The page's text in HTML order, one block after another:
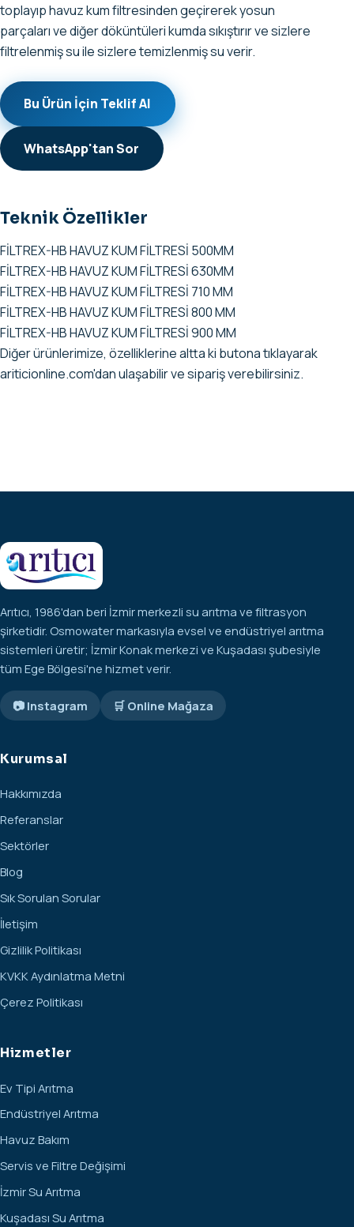
toplayıp havuz kum filtresinden geçirerek yosun
parçaları ve diğer döküntüleri kumda sıkıştırır ve sizlere
filtrelenmiş su ile sizlere temizlenmiş su verir.
Bu Ürün İçin Teklif Al
WhatsApp'tan Sor
Teknik Özellikler
FİLTREX-HB HAVUZ KUM FİLTRESİ 500MM
FİLTREX-HB HAVUZ KUM FİLTRESİ 630MM
FİLTREX-HB HAVUZ KUM FİLTRESİ 710 MM
FİLTREX-HB HAVUZ KUM FİLTRESİ 800 MM
FİLTREX-HB HAVUZ KUM FİLTRESİ 900 MM
Diğer ürünlerimize, özelliklerine altta ki butona tıklayarak
ariticionline.com'dan ulaşabilir ve sipariş verebilirsiniz.
Arıtıcı, 1986'dan beri İzmir merkezli su arıtma ve filtrasyon
şirketidir. Osmowater markasıyla evsel ve endüstriyel arıtma
sistemleri üretir; İzmir Konak merkezi ve Kuşadası şubesiyle
tüm Ege Bölgesi'ne hizmet verir.
📷 Instagram 🛒 Online Mağaza
Kurumsal
Hakkımızda
Referanslar
Sektörler
Blog
Sık Sorulan Sorular
İletişim
Gizlilik Politikası
KVKK Aydınlatma Metni
Çerez Politikası
Hizmetler
Ev Tipi Arıtma
Endüstriyel Arıtma
Havuz Bakım
Servis ve Filtre Değişimi
İzmir Su Arıtma
Kuşadası Su Arıtma